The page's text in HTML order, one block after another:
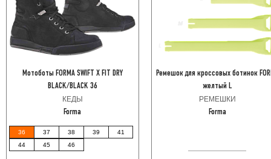
Мотоботы FORMA SWIFT X FIT DRY
BLACK/BLACK 36
КЕДЫ
Forma
36 37 38 39
41
44
45 46
Ремешок для кроссовых ботинок
желтый L
РЕМЕШКИ
Forma